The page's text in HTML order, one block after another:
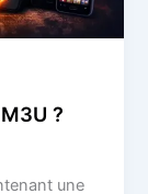
?
une